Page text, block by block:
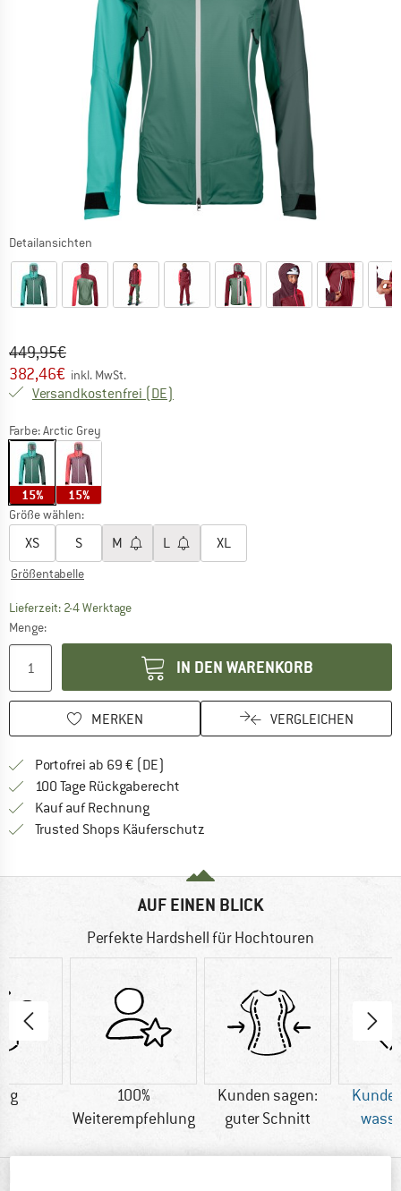
Detailansichten
Ursprünglicher Preis :
449,95€
Preis:
382,46€ inkl. MwSt.
Versandkostenfrei (DE)
Farbe:Arctic Grey
15% 15%
Größe wählen:
XS S M L XL
Größentabelle
Lieferzeit: 2-4 WerktageDer Link öffnet sich in einer Infobox und
Menge:
IN DEN WARENKORB
MERKEN VERGLEICHEN
Portofrei ab 69 € (DE)
100 Tage Rückgaberecht
Kauf auf RechnungFinde die Zahlungs-Infos hier! Öffnet
Trusted Shops Käuferschutz
AUF EINEN BLICK
Perfekte Hardshell für Hochtouren
g
100%
Weiterempfehlung
Kunden sagen:
guter Schnitt